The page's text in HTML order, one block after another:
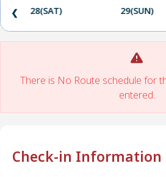
28(SAT) 29(SUN)
❮
There is No Route schedule for
entered.
Check-in Information